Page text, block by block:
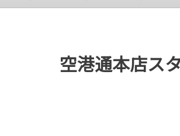
空港通本店ス